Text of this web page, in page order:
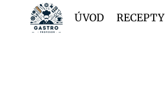
Přeskočit
ÚVOD RECEPTY